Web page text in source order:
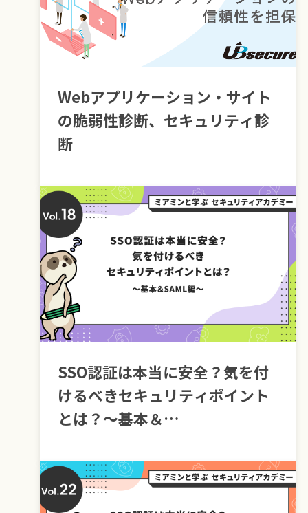
Webアプリケーション・サイト
の脆弱性診断、セキュリティ診
断
SSO認証は本当に安全？気を付
けるべきセキュリティポイント
とは？～基本＆
Markup Language）編～